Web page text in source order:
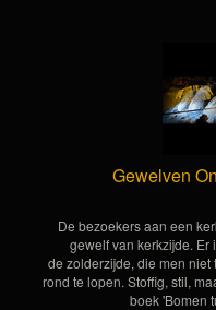
Gewelven
De bezoekers aan een
gewelf van kerkzijde. Er
de zolderzijde, die men niet
rond te lopen. Stoffig, stil,
boek 'Bomen